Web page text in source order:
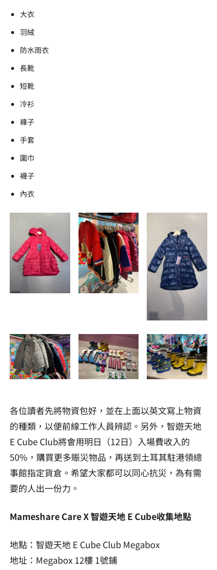
大衣
羽絨
防水雨衣
長靴
短靴
冷衫
褲子
手套
圍巾
襪子
內衣
各位讀者先將物資包好，並在上面以英文寫上物資
的種類，以便前線工作人員辨認。另外，智遊天地
E Cube Club將會用明日（12日）入場費收入的
50%，購買更多賑災物品，再送到土耳其駐港領總
事館指定貨倉。希望大家都可以同心抗災，為有需
要的人出一份力。
Mameshare Care X 智遊天地 E Cube收集地點
地點：智遊天地 E Cube Club Megabox
地址：Megabox 12樓 1號鋪